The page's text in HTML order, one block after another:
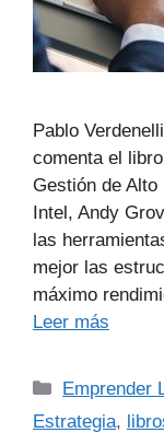
Pablo
comenta el
Gestión de
Intel, Andy
las
mejor las
máximo
Leer más
Emprender
Estrategia,